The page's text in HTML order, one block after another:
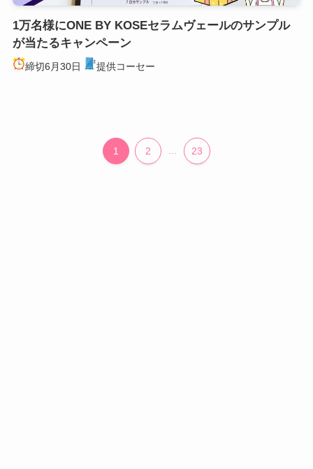
1万名様にONE BY KOSEセラムヴェールのサンプル
が当たるキャンペーン
締切6月30日 提供コーセー
1 2 23